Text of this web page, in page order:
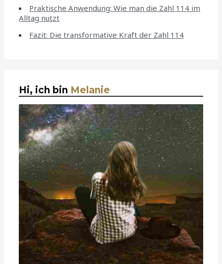
Praktische Anwendung: Wie man die Zahl 114 im
Alltag nutzt
Fazit: Die transformative Kraft der Zahl 114
Hi, ich bin Melanie